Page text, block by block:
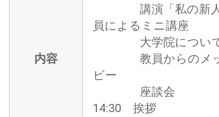
内容
講演「私の新人
員によるミニ講座
大学院につい
教員からのメッ
ビー
座談会
14:30 挨拶